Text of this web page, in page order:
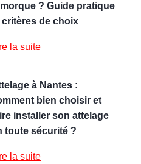
? Guide pratique
critères de choix
la suite
à Nantes :
bien choisir et
installer son attelage
toute sécurité ?
la suite